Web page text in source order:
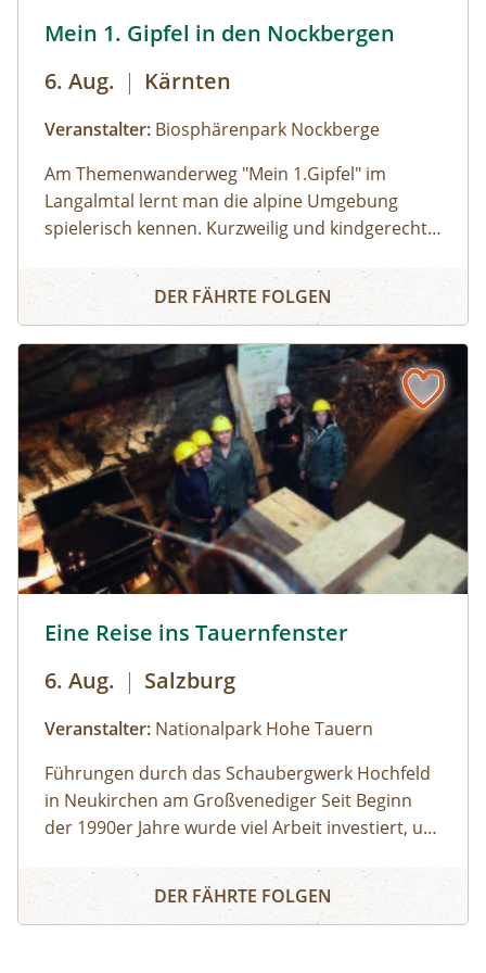
Mein 1. Gipfel in den Nockbergen
6. Aug. | Kärnten
Veranstalter: Biosphärenpark Nockberge
Am Themenwanderweg "Mein 1.Gipfel" im
Langalmtal lernt man die alpine Umgebung
spielerisch kennen. Kurzweilig und kindgerecht
nebenbei die Wunder der Natur am Wegesrand,
während sie gemeinsam bis zu Ihrem 1. Gipfel in
bei Kindern die Freude an der Bewegung und
Neugierde für die Natur zu wecken.
Mein 1. Gipfel in den Nockbergen
DER FÄHRTE FOLGEN
Eine Reise ins Tauernfenster
6. Aug. | Salzburg
Veranstalter: Nationalpark Hohe Tauern
Führungen durch das Schaubergwerk Hochfeld
in Neukirchen am Großvenediger Seit Beginn
der 1990er Jahre wurde viel Arbeit investiert, um
umzubauen. Die Attraktion unter Tage bietet
spannende Einblicke in die alpine Geologie und
Eine Reise ins Tauernfenster
DER FÄHRTE FOLGEN